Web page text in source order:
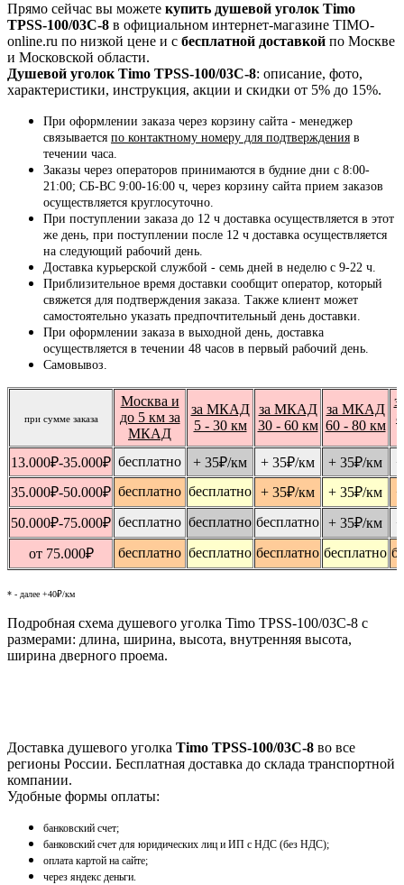
Прямо сейчас вы можете купить душевой уголок Timo
TPSS-100/03C-8 в официальном интернет-магазине TIMO-
online.ru по низкой цене и с бесплатной доставкой по Москве
и Московской области.
Душевой уголок Timo TPSS-100/03C-8: описание, фото,
характеристики, инструкция, акции и скидки от 5% до 15%.
При оформлении заказа через корзину сайта - менеджер
связывается по контактному номеру для подтверждения в
течении часа.
Заказы через операторов принимаются в будние дни с 8:00-
21:00; СБ-ВС 9:00-16:00 ч, через корзину сайта прием заказов
осуществляется круглосуточно.
При поступлении заказа до 12 ч доставка осуществляется в этот
же день, при поступлении после 12 ч доставка осуществляется
на следующий рабочий день.
Доставка курьерской службой - семь дней в неделю с 9-22 ч.
Приблизительное время доставки сообщит оператор, который
свяжется для подтверждения заказа. Также клиент может
самостоятельно указать предпочтительный день доставки.
При оформлении заказа в выходной день, доставка
осуществляется в течении 48 часов в первый рабочий день.
Самовывоз.
при сумме заказа
Москва и
до 5 км за
МКАД
за МКАД
5 - 30 км
за МКАД
30 - 60 км
за МКАД
60 - 80 км
13.000₽-35.000₽ бесплатно + 35₽/км + 35₽/км + 35₽/км
35.000₽-50.000₽ бесплатно бесплатно + 35₽/км + 35₽/км
50.000₽-75.000₽ бесплатно бесплатно бесплатно + 35₽/км
от 75.000₽ бесплатно бесплатно бесплатно бесплатно
* - далее +40₽/км
Подробная схема душевого уголка Timo TPSS-100/03C-8 с
размерами: длина, ширина, высота, внутренняя высота,
ширина дверного проема.
Доставка душевого уголка Timo TPSS-100/03C-8 во все
регионы России. Бесплатная доставка до склада транспортной
компании.
Удобные формы оплаты:
банковский счет;
банковский счет для юридических лиц и ИП с НДС (без НДС);
оплата картой на сайте;
через яндекс деньги.